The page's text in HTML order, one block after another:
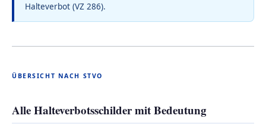
Halteverbot (VZ 286).
ÜBERSICHT NACH STVO
Alle Halteverbotsschilder mit Bedeutung